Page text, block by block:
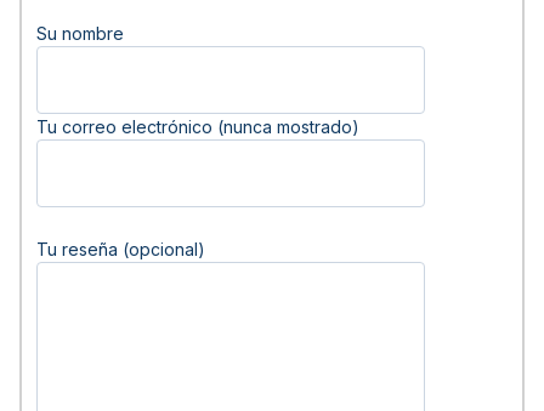
Su nombre
Tu correo electrónico (nunca mostrado)
Tu reseña (opcional)